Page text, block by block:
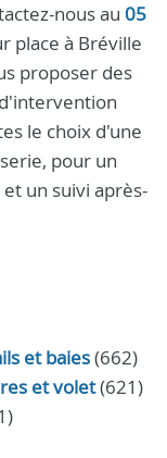
nous au 05
place à Bréville
proposer des
le choix d'une
pour un
un suivi après-
et baies(662)
et volet(621)